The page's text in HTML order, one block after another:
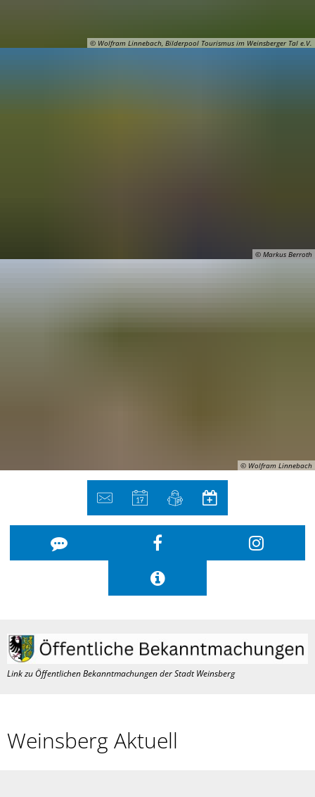
© Wolfram Linnebach, Bilderpool Tourismus im Weinsberger Tal e.V.
© Markus Berroth
© Wolfram Linnebach
Stadt
Weinsberg
Link zu Öffentlichen Bekanntmachungen der Stadt Weinsberg
Weinsberg Aktuell